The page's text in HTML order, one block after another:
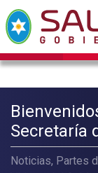
Secretaría
Noticias, Partes